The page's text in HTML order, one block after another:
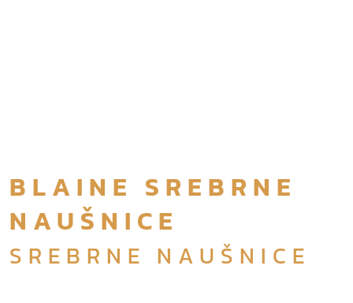
BLAINE SREBRNE
NAUŠNICE
SREBRNE NAUŠNICE